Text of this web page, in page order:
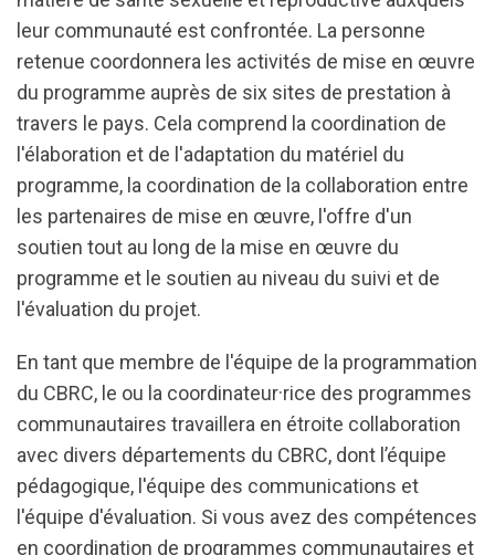
leur communauté est confrontée. La personne
retenue coordonnera les activités de mise en œuvre
du programme auprès de six sites de prestation à
travers le pays. Cela comprend la coordination de
l'élaboration et de l'adaptation du matériel du
programme, la coordination de la collaboration entre
les partenaires de mise en œuvre, l'offre d'un
soutien tout au long de la mise en œuvre du
programme et le soutien au niveau du suivi et de
l'évaluation du projet.
En tant que membre de l'équipe de la programmation
du CBRC, le ou la coordinateur·rice des programmes
communautaires travaillera en étroite collaboration
avec divers départements du CBRC, dont l’équipe
pédagogique, l'équipe des communications et
l'équipe d'évaluation. Si vous avez des compétences
en coordination de programmes communautaires et